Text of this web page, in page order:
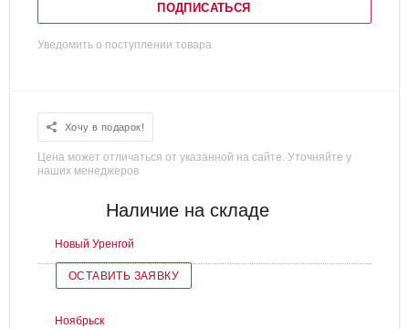
ПОДПИСАТЬСЯ
Уведомить о поступлении товара
Хочу в подарок!
Цена может отличаться от указанной на сайте. Уточняйте у
наших менеджеров
Наличие на складе
Новый Уренгой
ОСТАВИТЬ ЗАЯВКУ
Ноябрьск